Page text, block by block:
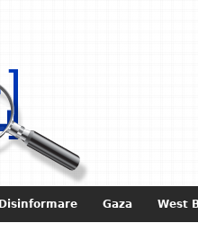
Disinformare Gaza West